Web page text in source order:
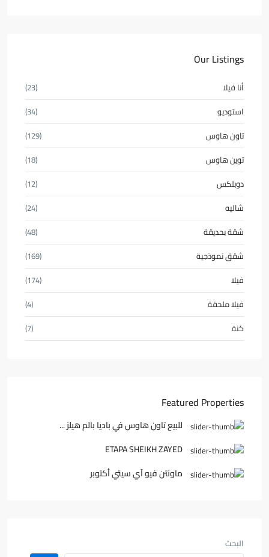
Our Listings
أنا فيلا
(23)
استوديو
(34)
تاون هاوس
(129)
توين هاوس
(18)
دوبلكس
(12)
شاليه
(24)
شقة بحديقة
(48)
شقق نموذجية
(169)
فيلا
(174)
فيلا ملحقة
(4)
كنة
(7)
Featured Properties
للبيع تاون هاوس في باديا بالم هيلز ...
ETAPA SHEIKH ZAYED
ماونتن فيو آي سيتي أكتوبر
البحث